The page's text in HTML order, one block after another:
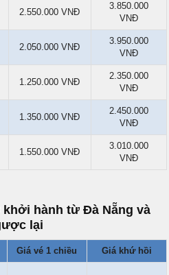
2.550.000 VNĐ
3.850.000
VNĐ
2.050.000 VNĐ
3.950.000
VNĐ
1.250.000 VNĐ
2.350.000
VNĐ
1.350.000 VNĐ
2.450.000
VNĐ
1.550.000 VNĐ
3.010.000
VNĐ
khởi hành từ Đà Nẵng và
lại
Giá vé 1 chiều Giá khứ hồi